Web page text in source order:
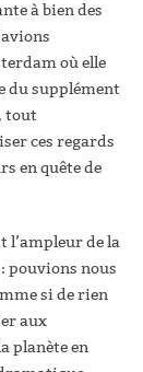
à bien des
où elle
du supplément
tout
ces regards
en quête de
l’ampleur de la
pouvions nous
si de rien
aux
planète en